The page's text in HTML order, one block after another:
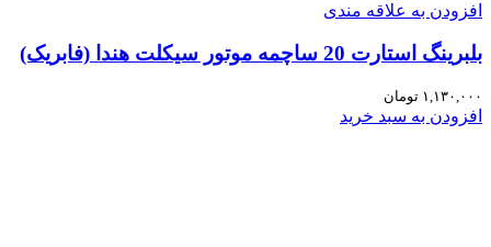
افزودن به علاقه مندی
بلبرینگ استارت 20 ساچمه موتور سیکلت هندا (فابریک)
۱,۱۳۰,۰۰۰ تومان
افزودن به سبد خرید